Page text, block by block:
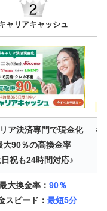
ャリアキャッシュ
ア決済専門で現金化
大90％の高換金率
日祝も24時間対応♪
キ
大換金率： 90％
スピード： 最短5分